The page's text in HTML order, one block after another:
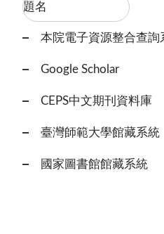
本院電子資源整合查詢
Google Scholar
CEPS中文期刊資料庫
臺灣師範大學館藏系統
國家圖書館館藏系統